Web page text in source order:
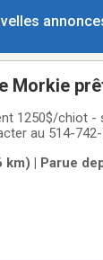
Morkie
1250$/chiot
au 514-
sont élevés
km) | Parue